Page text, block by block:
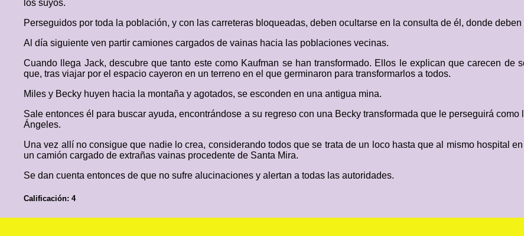
los suyos.
Perseguidos por toda la población, y con las carreteras bloqueadas, deben ocultarse en la consulta de él, donde
Al día siguiente ven partir camiones cargados de vainas hacia las poblaciones vecinas.
Cuando llega Jack, descubre que tanto este como Kaufman se han transformado. Ellos le explican que carecen de
que, tras viajar por el espacio cayeron en un terreno en el que germinaron para transformarlos a todos.
Miles y Becky huyen hacia la montaña y agotados, se esconden en una antigua mina.
Sale entonces él para buscar ayuda, encontrándose a su regreso con una Becky transformada que le perseguirá
Ángeles.
Una vez allí no consigue que nadie lo crea, considerando todos que se trata de un loco hasta que al mismo hospital
un camión cargado de extrañas vainas procedente de Santa Mira.
Se dan cuenta entonces de que no sufre alucinaciones y alertan a todas las autoridades.
Calificación: 4